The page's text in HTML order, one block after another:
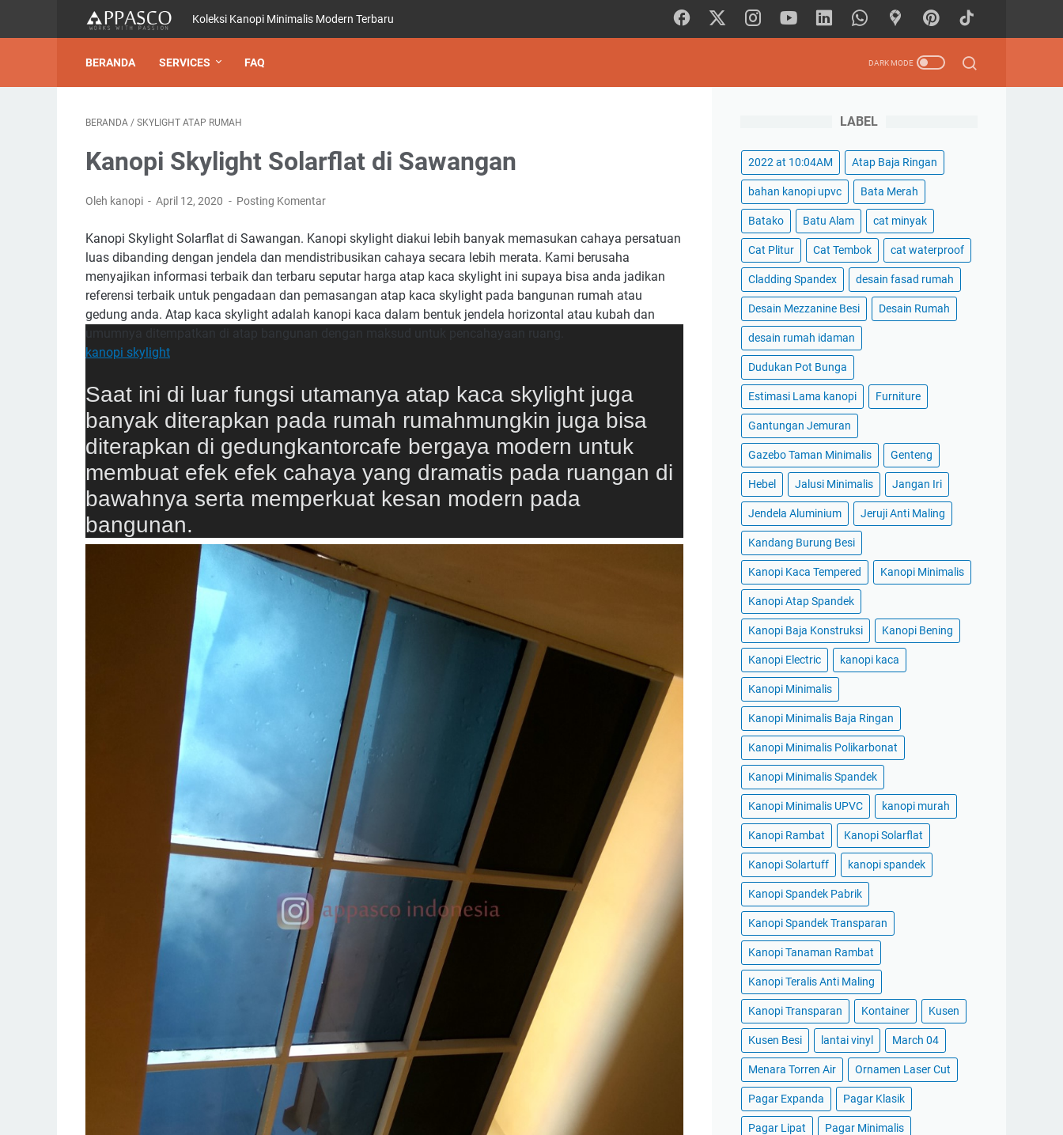
Koleksi Kanopi Minimalis Modern Terbaru
BERANDA SERVICES FAQ
BERANDA / SKYLIGHT ATAP RUMAH
Kanopi Skylight Solarflat di Sawangan
Oleh kanopi April 12, 2020 Posting Komentar
Kanopi Skylight Solarflat di Sawangan. Kanopi skylight diakui lebih banyak memasukan cahaya persatuan
luas dibanding dengan jendela dan mendistribusikan cahaya secara lebih merata. Kami berusaha
menyajikan informasi terbaik dan terbaru seputar harga atap kaca skylight ini supaya bisa anda jadikan
referensi terbaik untuk pengadaan dan pemasangan atap kaca skylight pada bangunan rumah atau
gedung anda. Atap kaca skylight adalah kanopi kaca dalam bentuk jendela horizontal atau kubah dan
umumnya ditempatkan di atap bangunan dengan maksud untuk pencahayaan ruang.
kanopi skylight
Saat ini di luar fungsi utamanya atap kaca skylight juga
banyak diterapkan pada rumah rumahmungkin juga bisa
diterapkan di gedungkantorcafe bergaya modern untuk
membuat efek efek cahaya yang dramatis pada ruangan di
bawahnya serta memperkuat kesan modern pada
bangunan.
LABEL
2022 at 10:04AM Atap Baja Ringan
bahan kanopi upvc Bata Merah
Batako Batu Alam cat minyak
Cat Plitur Cat Tembok cat waterproof
Cladding Spandex desain fasad rumah
Desain Mezzanine Besi Desain Rumah
desain rumah idaman
Dudukan Pot Bunga
Estimasi Lama kanopi Furniture
Gantungan Jemuran
Gazebo Taman Minimalis Genteng
Hebel Jalusi Minimalis Jangan Iri
Jendela Aluminium Jeruji Anti Maling
Kandang Burung Besi
Kanopi Kaca Tempered Kanopi Minimalis
Kanopi Atap Spandek
Kanopi Baja Konstruksi Kanopi Bening
Kanopi Electric kanopi kaca
Kanopi Minimalis
Kanopi Minimalis Baja Ringan
Kanopi Minimalis Polikarbonat
Kanopi Minimalis Spandek
Kanopi Minimalis UPVC kanopi murah
Kanopi Rambat Kanopi Solarflat
Kanopi Solartuff kanopi spandek
Kanopi Spandek Pabrik
Kanopi Spandek Transparan
Kanopi Tanaman Rambat
Kanopi Teralis Anti Maling
Kanopi Transparan Kontainer Kusen
Kusen Besi lantai vinyl March 04
Menara Torren Air Ornamen Laser Cut
Pagar Expanda Pagar Klasik
Pagar Lipat Pagar Minimalis